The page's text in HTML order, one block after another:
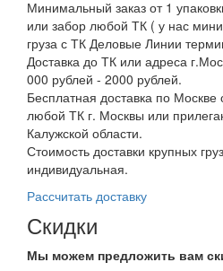
Минимальный заказ от 1
или забор любой ТК ( у нас
груза с ТК Деловые Линии
Доставка до ТК или адреса
000 рублей - 2000 рублей.
Бесплатная доставка по
любой ТК г. Москвы или
Калужской области.
Стоимость доставки крупных
индивидуальная.
Рассчитать доставку
Скидки
Мы можем предложить вам